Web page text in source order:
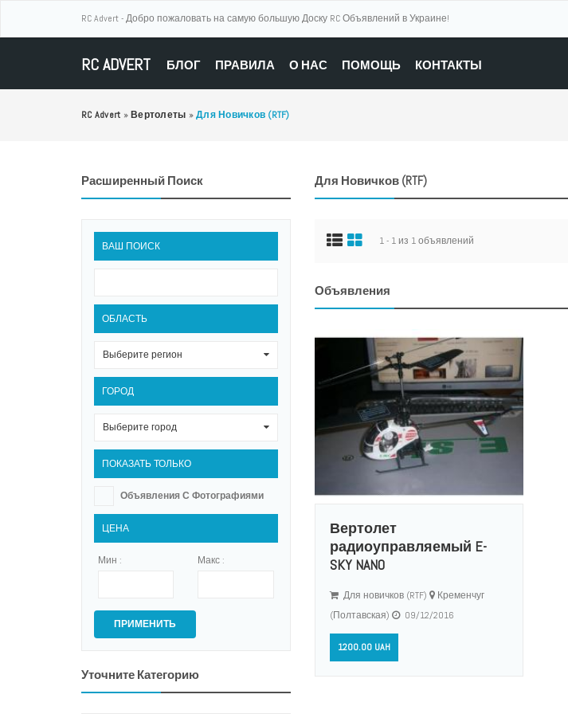
RC Advert - Добро пожаловать на самую большую Доску RC Объявлений в Украине!
RC ADVERT БЛОГ ПРАВИЛА О НАС ПОМОЩЬ КОНТАКТЫ
RC Advert »Вертолеты »Для Новичков (RTF)
Расширенный Поиск
ВАШ ПОИСК
ОБЛАСТЬ
Выберите регион
ГОРОД
Выберите город
ПОКАЗАТЬ ТОЛЬКО
Объявления С Фотографиями
ЦЕНА
Мин : Макс :
ПРИМЕНИТЬ
Уточните Категорию
Для Новичков (RTF)
1 - 1 из 1 объявлений
Объявления
Вертолет
радиоуправляемый E-
SKY NANO
Для новичков (RTF)
Кременчуг
(Полтавская)
09/12/2016
1200.00 UAH